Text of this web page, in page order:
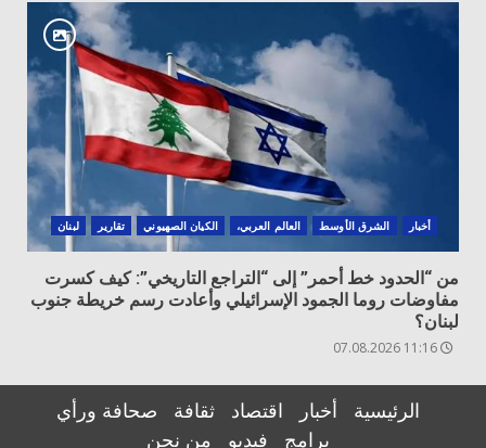
أخبار الشرق الأوسط العالم العربي، الكيان الصهيوني تقارير لبنان
من “الحدود خط أحمر” إلى “التراجع التاريخي”: كيف كسرت
مفاوضات روما الجمود الإسرائيلي وأعادت رسم خريطة جنوب
لبنان؟
الرئيسية أخبار اقتصاد ثقافة
صحافة ورأي
برامج
فيديو من نحن